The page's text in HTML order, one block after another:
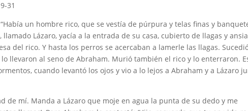
31
un hombre rico, que se vestía de púrpura y telas finas y
Lázaro, yacía a la entrada de su casa, cubierto de llagas y
del rico. Y hasta los perros se acercaban a lamerle las llagas.
llevaron al seno de Abraham. Murió también el rico y lo enterraron.
cuando levantó los ojos y vio a lo lejos a Abraham y a Lázaro
de mí. Manda a Lázaro que moje en agua la punta de su dedo y me